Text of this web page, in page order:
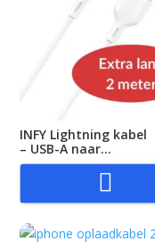
INFY Lightning kabel
– USB-A naar
Lightning – 2 meter...
